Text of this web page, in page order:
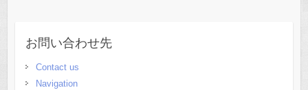
お問い合わせ先
Contact us
Navigation